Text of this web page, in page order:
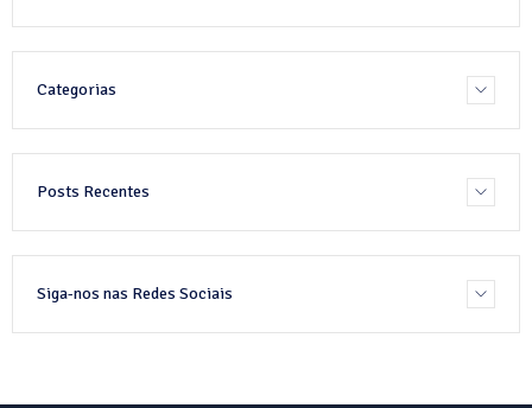
Categorias
Posts Recentes
Siga-nos nas Redes Sociais